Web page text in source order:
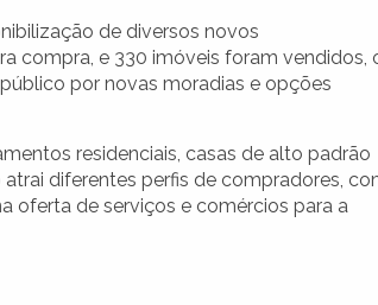
de diversos novos
compra, e 330 imóveis foram vendidos,
por novas moradias e opções
residenciais, casas de alto padrão
diferentes perfis de compradores,
oferta de serviços e comércios para a